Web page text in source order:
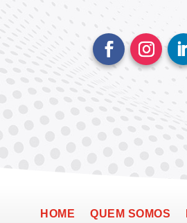
HOME QUEM SOMOS